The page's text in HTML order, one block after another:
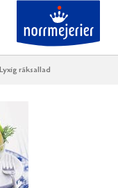
Lyxig räksallad